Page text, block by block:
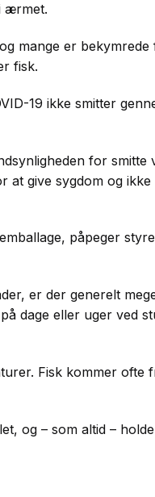
ærmet.
mange er
fisk.
19 ikke smitter
for smitte
at give sygdom og ikke
påpeger
er der generelt
dage eller uger ved
Fisk kommer ofte
og – som altid –